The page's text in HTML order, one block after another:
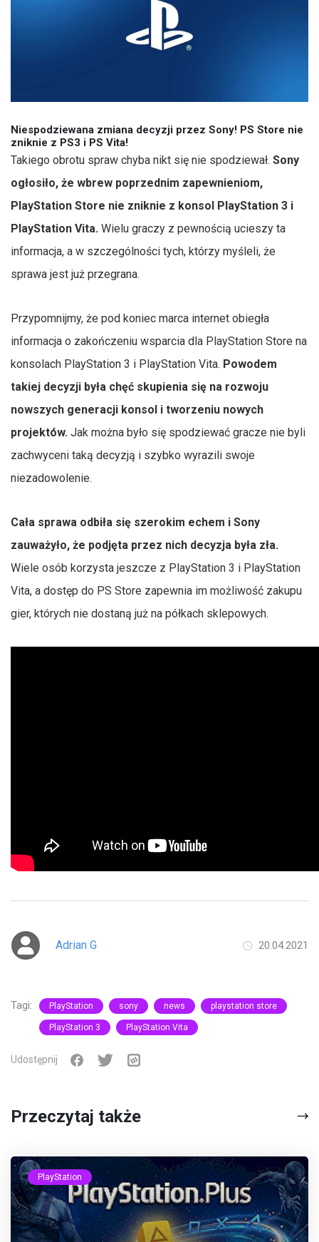
Niespodziewana zmiana decyzji przez Sony! PS Store nie
zniknie z PS3 i PS Vita!
Takiego obrotu spraw chyba nikt się nie spodziewał. Sony
ogłosiło, że wbrew poprzednim zapewnieniom,
PlayStation Store nie zniknie z konsol PlayStation 3 i
PlayStation Vita. Wielu graczy z pewnością ucieszy ta
informacja, a w szczególności tych, którzy myśleli, że
sprawa jest już przegrana.
Przypomnijmy, że pod koniec marca internet obiegła
informacja o zakończeniu wsparcia dla PlayStation Store na
konsolach PlayStation 3 i PlayStation Vita. Powodem
takiej decyzji była chęć skupienia się na rozwoju
nowszych generacji konsol i tworzeniu nowych
projektów. Jak można było się spodziewać gracze nie byli
zachwyceni taką decyzją i szybko wyrazili swoje
niezadowolenie.
Cała sprawa odbiła się szerokim echem i Sony
zauważyło, że podjęta przez nich decyzja była zła.
Wiele osób korzysta jeszcze z PlayStation 3 i PlayStation
Vita, a dostęp do PS Store zapewnia im możliwość zakupu
gier, których nie dostaną już na półkach sklepowych.
Adrian G 20.04.2021
Tagi: PlayStation sony news playstation store
PlayStation 3 PlayStation Vita
Udostępnij
Przeczytaj także
PlayStation